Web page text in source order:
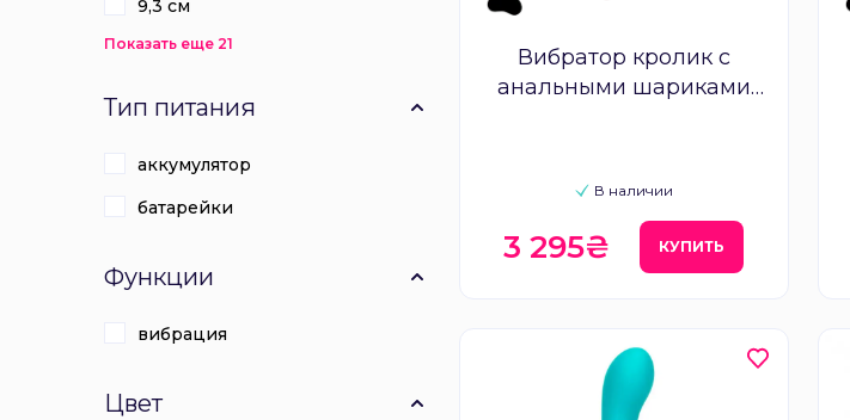
9,3 см
Показать еще 21
Тип питания
аккумулятор
батарейки
Функции
вибрация
Цвет
Вибратор кролик с
анальными шариками
В наличии
3 295₴ КУПИТЬ